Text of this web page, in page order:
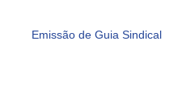
Emissão de Guia Sindical